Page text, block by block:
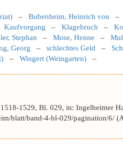
– Bubenheim, Heinrich von
Kaufvorgang – Klagebruch –
Stephan – Mose, Henne –
Georg – schlechtes Geld –
– Wingert (Weingarten) –
1529, Bl. 029, in: Ingelheimer
blatt/band-4-bl-029/pagination/6/